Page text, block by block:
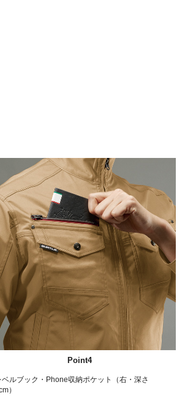
Point4
ベルブック・Phone収納ポケット（右・深さ
）